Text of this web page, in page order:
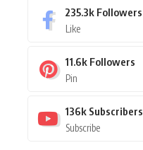
235.3k Followers
Like
11.6k Followers
Pin
136k Subscribers
Subscribe